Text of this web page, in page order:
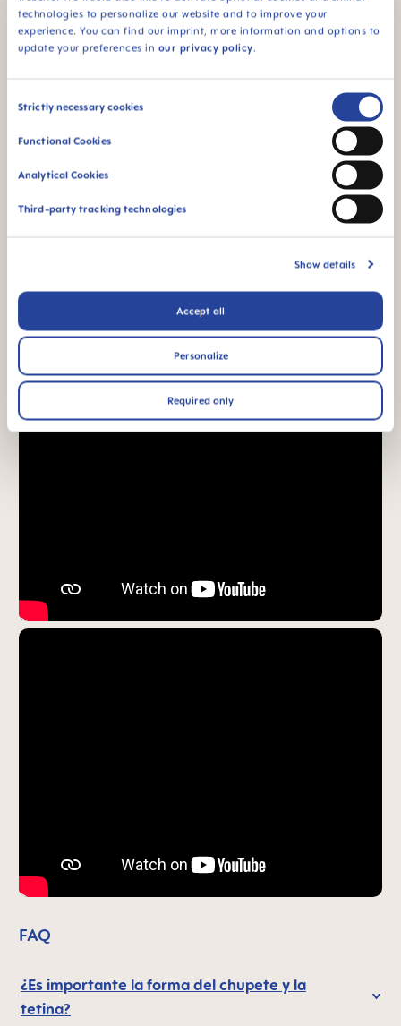
technologies to personalize our website and to improve your
experience. You can find our imprint, more information and options to
update your preferences in our privacy policy.
Consent
Strictly necessary cookies
Functional Cookies
Analytical Cookies
Third-party tracking technologies
Show details
Accept all
Personalize
Required only
94% NIPPLE
94 % de aceptación
de la tetina:
aceptada fácilmente
por los bebés, pues
la reconocen como
*Estudio de mercado 2010-2023, realizado con 1,588 bebés.
Vídeos de productos
FAQ
¿Es importante la forma del chupete y la
tetina?